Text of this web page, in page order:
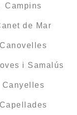
Campins
de Mar
i Samalús